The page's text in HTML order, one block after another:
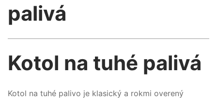
palivá
Kotol na tuhé palivá
Kotol na tuhé palivo je klasický a rokmi overený